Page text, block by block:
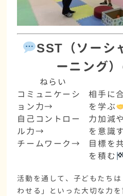
SST（ソーシ
ーニング
ねらい
コミュニケーシ
ョン力→
相手に
を学ぶ
自己コントロー
ル力→
力加減
を意識
チームワーク→
目標を
を積む
活動を通して、子どもたち
わせる」といった大切な力